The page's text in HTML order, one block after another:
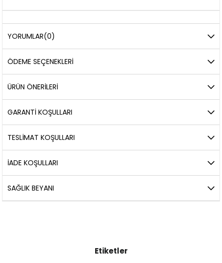
YORUMLAR(0)
ÖDEME SEÇENEKLERI
ÜRÜN ÖNERILERI
GARANTİ KOŞULLARI
TESLİMAT KOŞULLARI
İADE KOŞULLARI
SAĞLIK BEYANI
Etiketler